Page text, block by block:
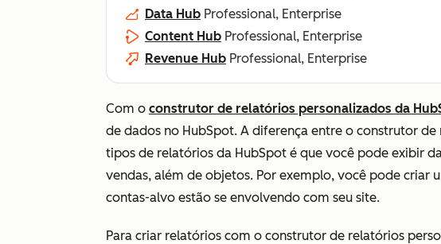
Data Hub Professional, Enterprise
Content Hub Professional, Enterprise
Revenue Hub Professional, Enterprise
Com o construtor de relatórios personalizados da
de dados no HubSpot. A diferença entre o construtor
tipos de relatórios da HubSpot é que você pode exibir
vendas, além de objetos. Por exemplo, você pode criar
contas-alvo estão se envolvendo com seu site.
Para criar relatórios com o construtor de relatórios